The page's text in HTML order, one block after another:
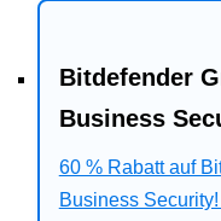
Bitdefender
Business
60 % Rabatt auf
Business